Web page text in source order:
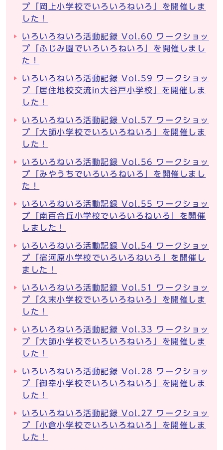
プ「岡上小学校でいろいろねいろ」を開催しま
した！
いろいろねいろ活動記録 Vol.60 ワークショッ
プ「ふじみ園でいろいろねいろ」を開催しまし
た！
いろいろねいろ活動記録 Vol.59 ワークショッ
プ「居住地校交流in大谷戸小学校」を開催しま
した！
いろいろねいろ活動記録 Vol.57 ワークショッ
プ「大師小学校でいろいろねいろ」を開催しま
した！
いろいろねいろ活動記録 Vol.56 ワークショッ
プ「みやうちでいろいろねいろ」を開催しまし
た！
いろいろねいろ活動記録 Vol.55 ワークショッ
プ「南百合丘小学校でいろいろねいろ」を開催
しました！
いろいろねいろ活動記録 Vol.54 ワークショッ
プ「宿河原小学校でいろいろねいろ」を開催し
ました！
いろいろねいろ活動記録 Vol.51 ワークショッ
プ「久末小学校でいろいろねいろ」を開催しま
した！
いろいろねいろ活動記録 Vol.33 ワークショッ
プ「大師小学校でいろいろねいろ」を開催しま
した！
いろいろねいろ活動記録 Vol.28 ワークショッ
プ「御幸小学校でいろいろねいろ」を開催しま
した！
いろいろねいろ活動記録 Vol.27 ワークショッ
プ「小倉小学校でいろいろねいろ」を開催しま
した！